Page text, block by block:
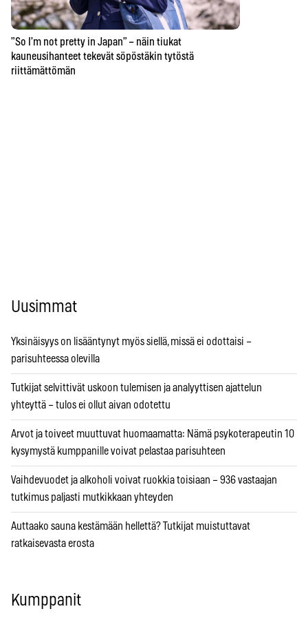
”So I’m not pretty in Japan” – näin tiukat
kauneusihanteet tekevät söpöstäkin tytöstä
riittämättömän
Uusimmat
Yksinäisyys on lisääntynyt myös siellä, missä ei odottaisi –
parisuhteessa olevilla
Tutkijat selvittivät uskoon tulemisen ja analyyttisen ajattelun
yhteyttä – tulos ei ollut aivan odotettu
Arvot ja toiveet muuttuvat huomaamatta: Nämä psykoterapeutin 10
kysymystä kumppanille voivat pelastaa parisuhteen
Vaihdevuodet ja alkoholi voivat ruokkia toisiaan – 936 vastaajan
tutkimus paljasti mutkikkaan yhteyden
Auttaako sauna kestämään hellettä? Tutkijat muistuttavat
ratkaisevasta erosta
Kumppanit